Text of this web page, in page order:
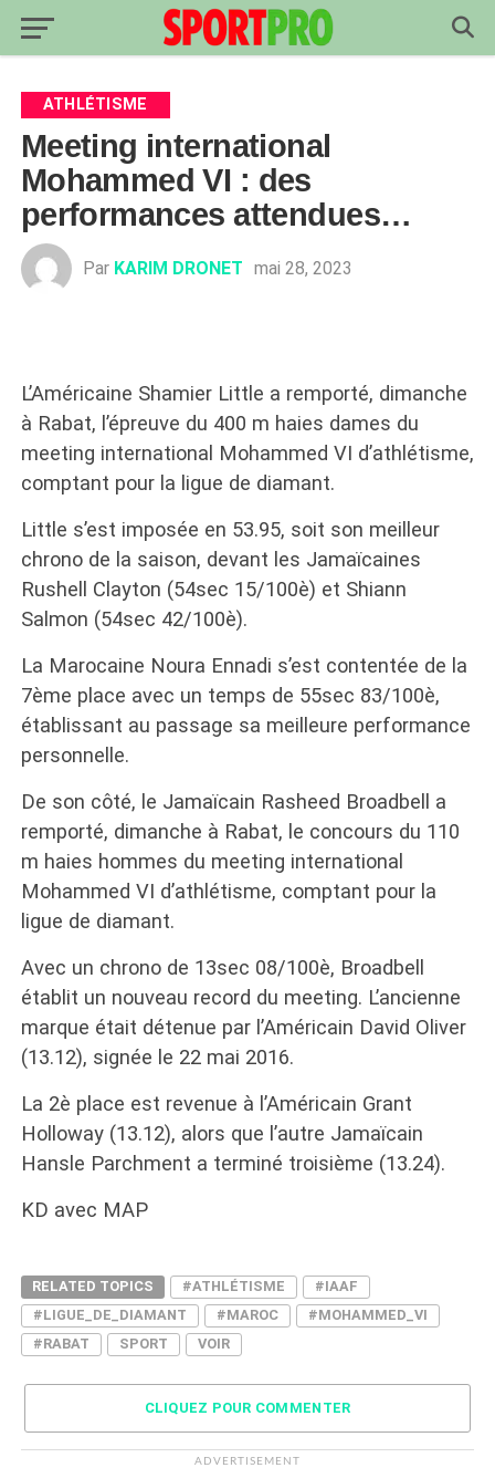
ATHLÉTISME
Meeting international
Mohammed VI : des
performances attendues…
Par KARIM DRONET mai 28, 2023
L’Américaine Shamier Little a remporté, dimanche
à Rabat, l’épreuve du 400 m haies dames du
meeting international Mohammed VI d’athlétisme,
comptant pour la ligue de diamant.
Little s’est imposée en 53.95, soit son meilleur
chrono de la saison, devant les Jamaïcaines
Rushell Clayton (54sec 15/100è) et Shiann
Salmon (54sec 42/100è).
La Marocaine Noura Ennadi s’est contentée de la
7ème place avec un temps de 55sec 83/100è,
établissant au passage sa meilleure performance
personnelle.
De son côté, le Jamaïcain Rasheed Broadbell a
remporté, dimanche à Rabat, le concours du 110
m haies hommes du meeting international
Mohammed VI d’athlétisme, comptant pour la
ligue de diamant.
Avec un chrono de 13sec 08/100è, Broadbell
établit un nouveau record du meeting. L’ancienne
marque était détenue par l’Américain David Oliver
(13.12), signée le 22 mai 2016.
La 2è place est revenue à l’Américain Grant
Holloway (13.12), alors que l’autre Jamaïcain
Hansle Parchment a terminé troisième (13.24).
KD avec MAP
RELATED TOPICS #ATHLÉTISME
#IAAF
#LIGUE_DE_DIAMANT
#MAROC
#MOHAMMED_VI
#RABAT
SPORT VOIR
CLIQUEZ POUR COMMENTER
ADVERTISEMENT